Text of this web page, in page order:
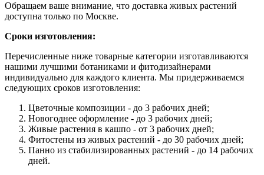
Обращаем ваше внимание, что доставка живых растений
доступна только по Москве.
Сроки изготовления:
Перечисленные ниже товарные категории изготавливаются
нашими лучшими ботаниками и фитодизайнерами
индивидуально для каждого клиента. Мы придерживаемся
следующих сроков изготовления:
Цветочные композиции - до 3 рабочих дней;
Новогоднее оформление - до 3 рабочих дней;
Живые растения в кашпо - от 3 рабочих дней;
Фитостены из живых растений - до 30 рабочих дней;
Панно из стабилизированных растений - до 14 рабочих
дней.